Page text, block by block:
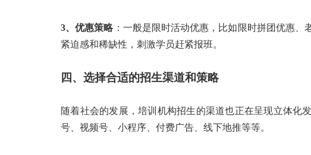
3、优惠策略 ：一般是限时活动优惠，比如限时拼团优惠
紧迫感和稀缺性，刺激学员赶紧报班。
四、选择合适的招生渠道和策略
随着社会的发展，培训机构招生的渠道也正在呈现立体化
号、视频号、小程序、付费广告、线下地推等等。